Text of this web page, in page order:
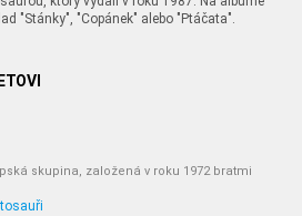
"Stánky", "Copánek" alebo "Ptáčata".
skupina, založená v roku 1972 bratmi